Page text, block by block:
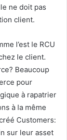
ne doit pas
client.
l’est le RCU
le client.
Beaucoup
pour
à rapatrier
à la même
Customers:
sur leur asset